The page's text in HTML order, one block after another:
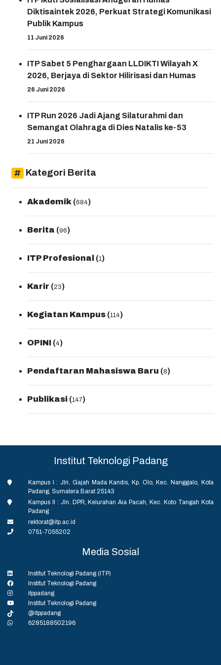
penerima beasiswa KIP Kuliah ITP Angkatan 2024.
Jadikan kesempatan ini sebagai langkah awal untuk
mencapai lebih banyak prestasi dan memberikan
mendukung mahasiswanya dengan berbagai program
beasiswa dan program lainnya. Komitmen untuk
pendidikan yang inklusif dan berkelanjutan akan selalu
menjadi prioritas utama dalam membentuk
generasi.Created By Widia/Humas ...
Diktisaintek 2026, Perkuat Strategi Komunikasi
Publik Kampus
11 Juni 2026
ITP Sabet 5 Penghargaan LLDIKTI Wilayah X
2026, Berjaya di Sektor Hilirisasi dan Humas
26 Juni 2026
ITP Run 2026 Jadi Ajang Silaturahmi dan
Semangat Olahraga di Dies Natalis ke-53
21 Juni 2026
Kategori Berita
Akademik (684)
Berita (96)
ITP Profesional (1)
Karir (23)
Kegiatan Kampus (114)
OPINI (4)
Pendaftaran Mahasiswa Baru (8)
Publikasi (147)
Institut Teknologi Padang
Kampus I : Jln. Gajah Mada Kandis, Kp. Olo, Kec. Nanggalo, Kota
Padang, Sumatera Barat 25143
Kampus II : Jln. DPR, Kelurahan Aia Pacah, Kec. Koto Tangah Kota
Padang
rektorat@itp.ac.id
0751-7055202
Media Sosial
Institut Teknologi Padang (ITP)
Institut Teknologi Padang
itppadang
Institut Teknologi Padang
@itppadang
6285188502196